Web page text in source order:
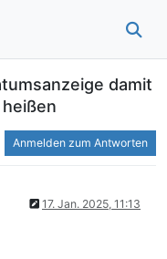
damit
Anmelden zum Antworten
17. Jan. 2025, 11:13